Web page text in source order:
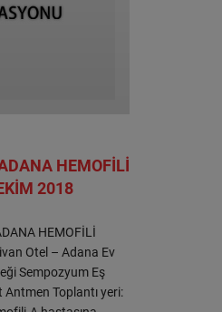
HEMOFİLİ
2018
HEMOFİLİ
Otel – Adana Ev
Sempozyum Eş
Antmen Toplantı yeri: